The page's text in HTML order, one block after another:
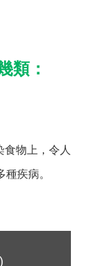
類：
食物上，令人
疾病。